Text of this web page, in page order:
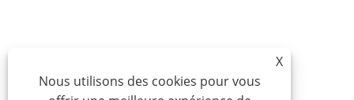
X
Nous utilisons des cookies pour vous